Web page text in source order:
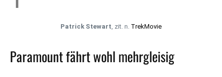
Patrick Stewart, zit. n. TrekMovie
Paramount fährt wohl mehrgleisig